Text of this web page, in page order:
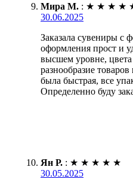
Мира М. : ★ ★ ★ ★
30.06.2025
Заказала сувениры с
оформления прост и
высшем уровне,
разнообразие
была быстрая, все
Определенно буду
Ян Р. : ★ ★ ★ ★ ★
30.05.2025